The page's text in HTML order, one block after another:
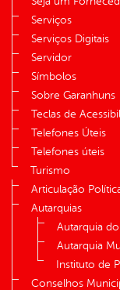
Serviços
Serviços Digitais
Servidor
Símbolos
Sobre Garanhuns
Teclas de
Telefones Úteis
Telefones úteis
Turismo
Articulação
Autarquias
Autarquia
Autarquia
Instituto de
Conselhos